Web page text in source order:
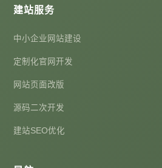
建站服务
中小企业网站建设
定制化官网开发
网站页面改版
源码二次开发
建站SEO优化